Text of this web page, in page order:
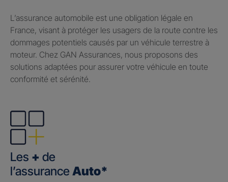
​L’assurance automobile est une obligation légale en
France, visant à protéger les usagers de la route contre les
dommages potentiels causés par un véhicule terrestre à
moteur. Chez GAN Assurances, nous proposons des
solutions adaptées pour assurer votre véhicule en toute
conformité et sérénité.
Les + de
l’assurance Auto*